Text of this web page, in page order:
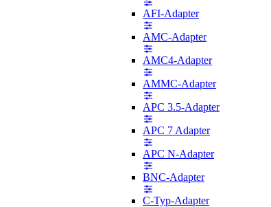
AFI-Adapter
AMC-Adapter
AMC4-Adapter
AMMC-Adapter
APC 3.5-Adapter
APC 7 Adapter
APC N-Adapter
BNC-Adapter
C-Typ-Adapter